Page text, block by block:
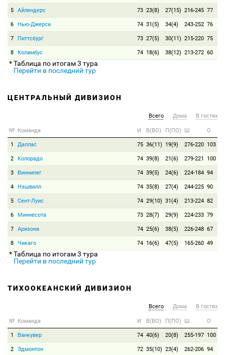
5 Айлендерс 73 23(8) 27(15) 216-245 77
6 Нью-Джерси 74 31(5) 34(4) 243-252 76
7 Питтсбург 73 27(5) 30(11) 215-220 75
8 Коламбус 74 18(6) 38(12) 213-272 60
* Таблица по итогам 3 тура
Перейти в последний тур
ЦЕНТРАЛЬНЫЙ ДИВИЗИОН
Всего Дома В гостях
№ Команда И В(ВО) П(ПО) Ш О
1 Даллас 75 36(11) 19(9) 276-220 103
2 Колорадо 74 39(8) 21(6) 279-221 100
3 Виннипег 74 39(5) 24(6) 224-184 94
4 Нэшвилл 74 35(8) 27(4) 244-225 90
5 Сент-Луис 74 29(10) 31(4) 213-224 82
6 Миннесота 73 28(7) 29(9) 224-233 79
7 Аризона 74 25(6) 38(5) 226-248 67
8 Чикаго 74 16(6) 47(5) 165-260 49
* Таблица по итогам 3 тура
Перейти в последний тур
ТИХООКЕАНСКИЙ ДИВИЗИОН
Всего Дома В гостях
№ Команда И В(ВО) П(ПО) Ш О
1 Ванкувер 74 40(6) 20(8) 255-197 100
2 Эдмонтон 72 35(10) 23(4) 262-206 94